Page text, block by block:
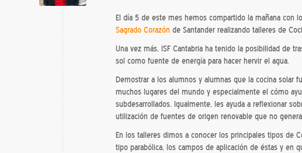
El día 5 de este mes hemos compartido la mañana con
Sagrado Corazón de Santander realizando talleres de
Una vez más, ISF Cantabria ha tenido la posibilidad de
sol como fuente de energía para hacer hervir el agua.
Demostrar a los alumnos y alumnas que la cocina solar
muchos lugares del mundo y especialmente el cómo
subdesarrollados. Igualmente, les ayuda a reflexionar
utilización de fuentes de origen renovable que no
En los talleres dimos a conocer los principales tipos de
tipo parabólica, los campos de aplicación de éstas y en